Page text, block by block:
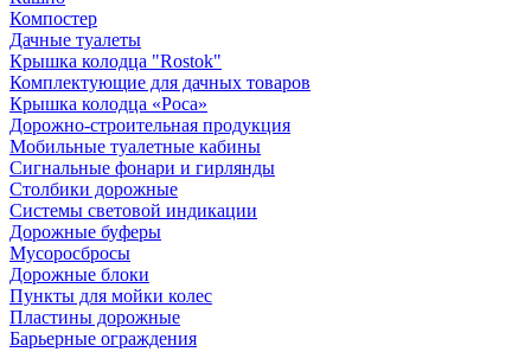
Компостер
Дачные туалеты
Крышка колодца "Rostok"
Комплектующие для дачных товаров
Крышка колодца «Роса»
Дорожно-строительная продукция
Мобильные туалетные кабины
Сигнальные фонари и гирлянды
Столбики дорожные
Системы световой индикации
Дорожные буферы
Мусоросбросы
Дорожные блоки
Пункты для мойки колес
Пластины дорожные
Барьерные ограждения